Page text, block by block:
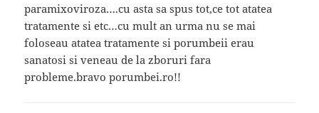
paramixoviroza….cu asta sa spus tot,ce tot atatea
tratamente si etc…cu mult an urma nu se mai
foloseau atatea tratamente si porumbeii erau
sanatosi si veneau de la zboruri fara
probleme.bravo porumbei.ro!!